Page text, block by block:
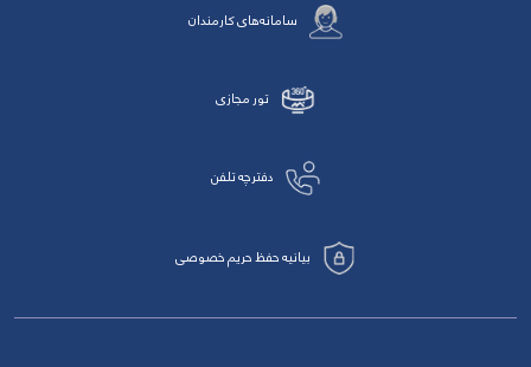
سامانه‌های کارمندان
تور مجازی
دفترچه تلفن
بیانیه حفظ حریم خصوصی